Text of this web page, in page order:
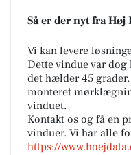
Så er der nyt fra Høj
Vi kan levere
Dette vindue var
det hælder 45
monteret
vinduet.
Kontakt os og få en
vinduer. Vi har alle
https://